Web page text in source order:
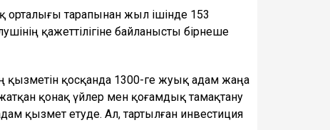
орталығы тарапынан жыл ішінде 153
қажеттілігіне байланысты бірнеше
қызметін қосқанда 1300-ге жуық адам жаңа
қонақ үйлер мен қоғамдық тамақтану
қызмет етуде. Ал, тартылған инвестиция